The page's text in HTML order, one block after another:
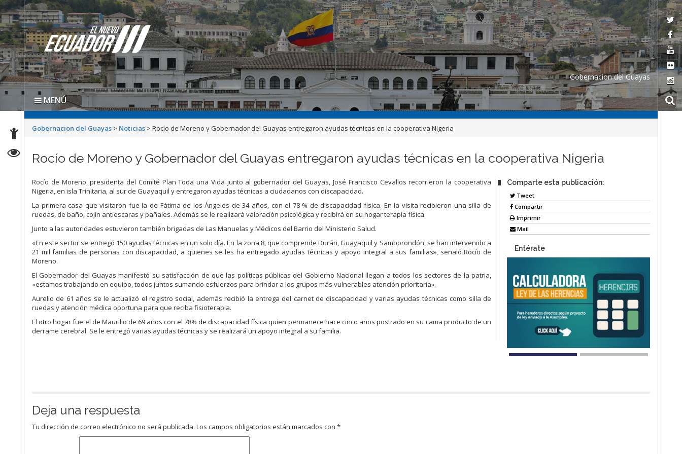
Gobernacion del Guayas
MENÚ
Gobernacion del Guayas > Noticias >Rocío de Moreno y Gobernador del Guayas entregaron ayudas técnicas en la cooperativa Nigeria
Rocío de Moreno y Gobernador del Guayas entregaron ayudas técnicas en la cooperativa Nigeria
Rocío de Moreno, presidenta del Comité Plan Toda una Vida junto al gobernador del Guayas, José Francisco Cevallos recorrieron la cooperativa
Nigeria, en isla Trinitaria, al sur de Guayaquil y entregaron ayudas técnicas a ciudadanos con discapacidad.
La primera casa que visitaron fue la de Fátima de los Ángeles de 34 años, con el 78 % de discapacidad física. En la visita recibieron una silla de
ruedas, de baño, cojín antiescaras y pañales. Además se le realizará valoración psicológica y recibirá en su hogar terapia física.
Junto a las autoridades estuvieron también brigadas de Las Manuelas y Médicos del Barrio del Ministerio Salud.
«En este sector se entregó 150 ayudas técnicas en un solo día. En la zona 8, que comprende Durán, Guayaquil y Samborondón, se han intervenido a
21 mil familias de personas con discapacidad, a quienes se les ha entregado ayudas técnicas y apoyo integral a sus familias», señaló Rocío de
Moreno.
El Gobernador del Guayas manifestó su satisfacción de que las políticas públicas del Gobierno Nacional llegan a todos los sectores de la patria,
«estamos trabajando en equipo, todos juntos sumando esfuerzos para brindar a los grupos más vulnerables atención prioritaria».
Aurelio de 61 años se le actualizó el registro social, además recibió la entrega del carnet de discapacidad y varias ayudas técnicas como silla de
ruedas y atención médica oportuna para que reciba fisioterapia.
El otro hogar fue el de Maurilio de 69 años con el 78% de discapacidad física quien permanece hace cinco años postrado en su cama producto de un
derrame cerebral. Se le entregó varias ayudas técnicas y se realizará un apoyo integral a su familia.
Comparte esta publicación:
Tweet
Compartir
Imprimir
Mail
Entérate
Deja una respuesta
Tu dirección de correo electrónico no será publicada. Los campos obligatorios están marcados con*